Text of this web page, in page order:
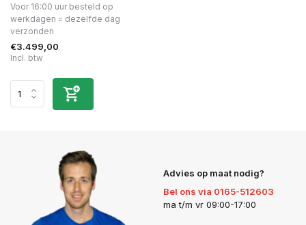
Voor 16:00 uur besteld op
werkdagen = dezelfde dag
verzonden
€3.499,00
Incl. btw
Advies op maat nodig?
Bel ons via 0165-512603
ma t/m vr 09:00-17:00